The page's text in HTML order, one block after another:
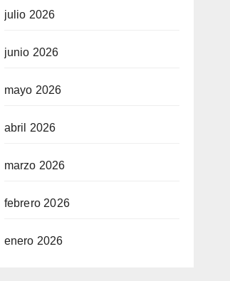
julio 2026
junio 2026
mayo 2026
abril 2026
marzo 2026
febrero 2026
enero 2026